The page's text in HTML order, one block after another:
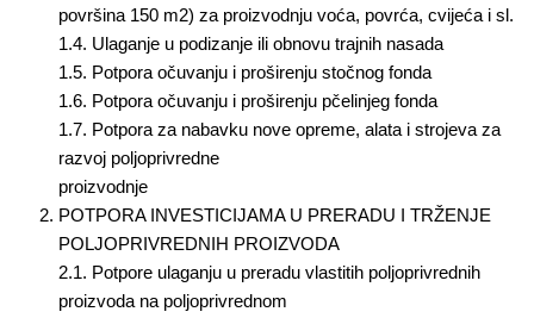
površina 150 m2) za proizvodnju voća, povrća, cvijeća i sl.
1.4. Ulaganje u podizanje ili obnovu trajnih nasada
1.5. Potpora očuvanju i proširenju stočnog fonda
1.6. Potpora očuvanju i proširenju pčelinjeg fonda
1.7. Potpora za nabavku nove opreme, alata i strojeva za
razvoj poljoprivredne
proizvodnje
POTPORA INVESTICIJAMA U PRERADU I TRŽENJE
POLJOPRIVREDNIH PROIZVODA
2.1. Potpore ulaganju u preradu vlastitih poljoprivrednih
proizvoda na poljoprivrednom